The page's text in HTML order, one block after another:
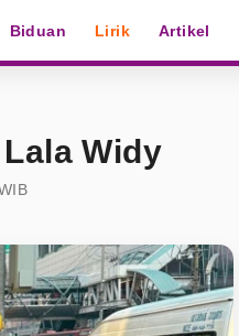
Biduan Lirik Artikel
Widy